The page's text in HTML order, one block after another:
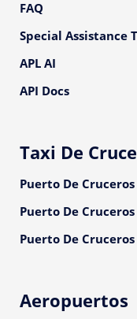
FAQ
Special Assistance
APL AI
API Docs
Taxi De
Puerto De
Puerto De
Puerto De
Aeropuertos